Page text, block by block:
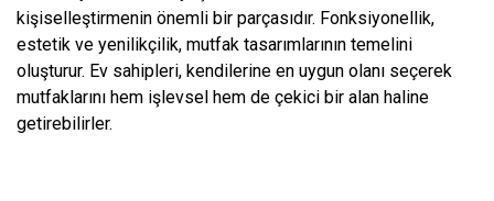
kişiselleştirmenin önemli bir parçasıdır. Fonksiyonellik,
estetik ve yenilikçilik, mutfak tasarımlarının temelini
oluşturur. Ev sahipleri, kendilerine en uygun olanı seçerek
mutfaklarını hem işlevsel hem de çekici bir alan haline
getirebilirler.